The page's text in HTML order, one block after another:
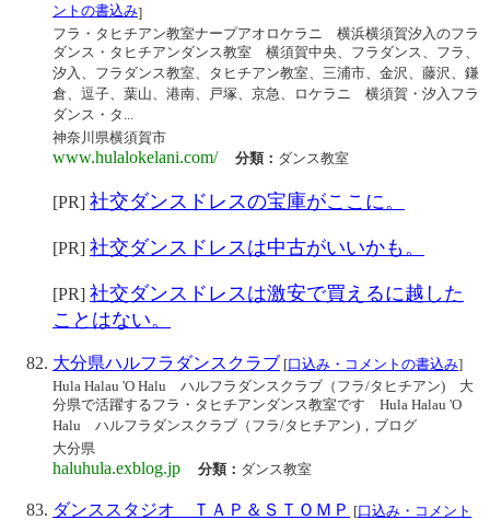
ントの書込み]
フラ・タヒチアン教室ナープアオロケラニ 横浜横須賀汐入のフラ
ダンス・タヒチアンダンス教室 横須賀中央、フラダンス、フラ、
汐入、フラダンス教室、タヒチアン教室、三浦市、金沢、藤沢、鎌
倉、逗子、葉山、港南、戸塚、京急、ロケラニ 横須賀・汐入フラ
ダンス・タ...
神奈川県横須賀市
www.hulalokelani.com/ 分類： ダンス教室
[PR] 社交ダンスドレスの宝庫がここに。
[PR] 社交ダンスドレスは中古がいいかも。
[PR] 社交ダンスドレスは激安で買えるに越した
ことはない。
大分県ハルフラダンスクラブ [口込み・コメントの書込み]
Hula Halau 'O Halu ハルフラダンスクラブ（フラ/タヒチアン) 大
分県で活躍するフラ・タヒチアンダンス教室です Hula Halau 'O
Halu ハルフラダンスクラブ（フラ/タヒチアン)，ブログ
大分県
haluhula.exblog.jp 分類： ダンス教室
ダンススタジオ ＴＡＰ＆ＳＴＯＭＰ [口込み・コメント